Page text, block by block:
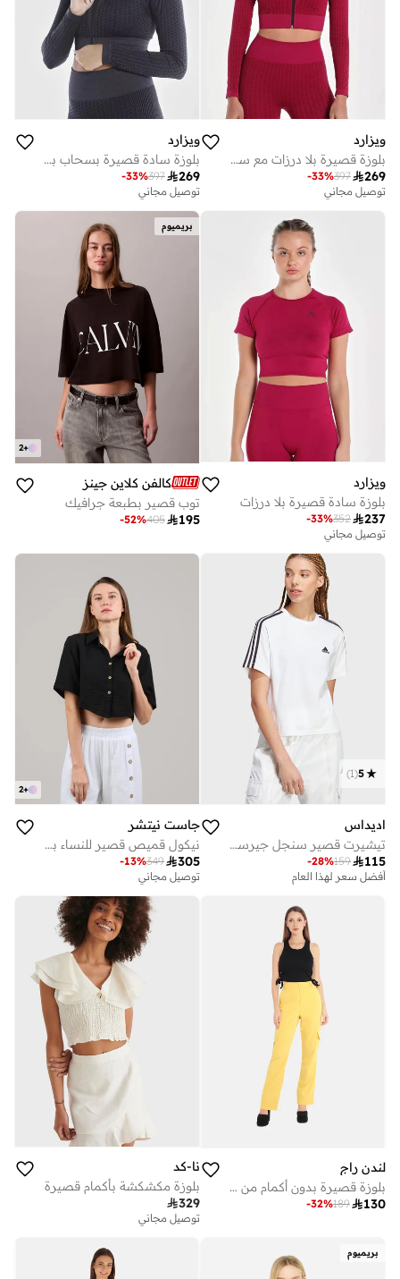
ويزارد
بلوزة قصيرة بلا درزات مع سحَّاب غلق
269
397
-33%
توصيل مجاني
ويزارد
بلوزة سادة قصيرة بسحاب بدون خياطة
269
397
-33%
توصيل مجاني
ويزارد
بلوزة سادة قصيرة بلا درزات
237
352
-33%
توصيل مجاني
بريميوم
+
2
كالفن كلاين جينز
توب قصير بطبعة جرافيك
195
405
-52%
5
(
1
)
اديداس
تيشيرت قصير سنجل جيرسي اساسي بـ 3 خطوط
115
159
-28%
أفضل سعر لهذا العام
+
2
جاست نيتشر
نيكول قميص قصير للنساء بقصة مريحة
305
349
-13%
توصيل مجاني
لندن راج
بلوزة قصيرة بدون أكمام من لندن راغ باللون الأسود
130
189
-32%
نا-كد
بلوزة مكشكشة بأكمام قصيرة
329
توصيل مجاني
بريميوم